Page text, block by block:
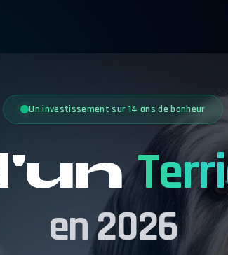
Un investissement sur 14 ans de bonheur
en 2026